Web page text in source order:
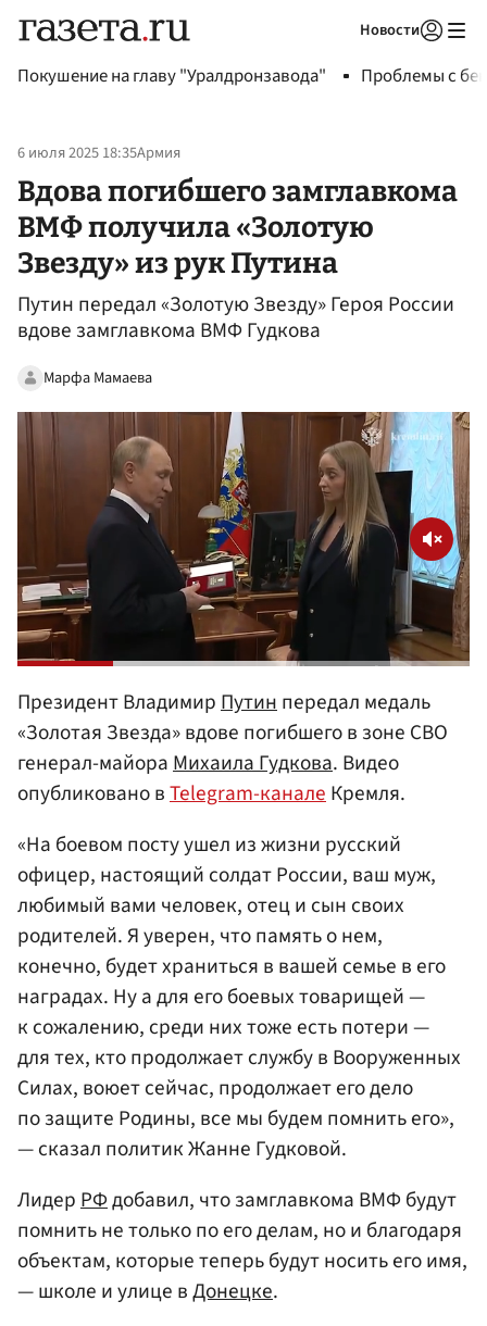
Новости
Покушение на главу "Уралдронзавода" Проблемы с
6 июля 2025 18:35Армия
Вдова погибшего замглавкома
ВМФ получила «Золотую
Звезду» из рук Путина
Путин передал «Золотую Звезду» Героя России
вдове замглавкома ВМФ Гудкова
Марфа Мамаева
Президент ВладимирПутинпередал медаль
«Золотая Звезда» вдове погибшего в зоне СВО
генерал-майораМихаила Гудкова. Видео
опубликовано вTelegram-каналеКремля.
«На боевом посту ушел из жизни русский
офицер, настоящий солдат России, ваш муж,
любимый вами человек, отец и сын своих
родителей. Я уверен, что память о нем,
конечно, будет храниться в вашей семье в его
наградах. Ну а для его боевых товарищей —
к сожалению, среди них тоже есть потери —
для тех, кто продолжает службу в Вооруженных
Силах, воюет сейчас, продолжает его дело
по защите Родины, все мы будем помнить его»,
— сказал политик Жанне Гудковой.
ЛидерРФдобавил, что замглавкома ВМФ будут
помнить не только по его делам, но и благодаря
объектам, которые теперь будут носить его имя,
— школе и улице вДонецке.